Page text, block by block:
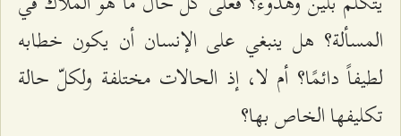
المسألة؟ هل ينبغي على الإنسان أن يكون خطابه
لطيفاً دائمًا؟ أم لا، إذ الحالات مختلفة ولكلّ حالة
تكليفها الخاص بها؟